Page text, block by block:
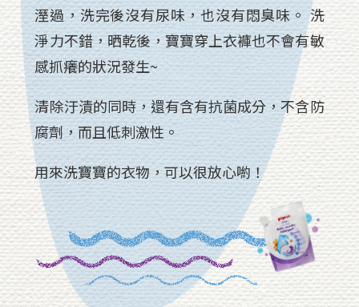
溼過，洗完後沒有尿味，也沒有悶臭味。 洗
淨力不錯，晒乾後，寶寶穿上衣褲也不會有敏
感抓癢的狀況發生~
清除汙漬的同時，還有含有抗菌成分，不含防
腐劑，而且低刺激性。
用來洗寶寶的衣物，可以很放心喲！